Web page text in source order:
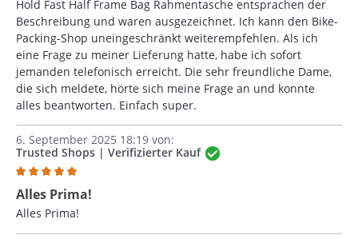
Hold Fast Half Frame Bag Rahmentasche entsprachen der
Beschreibung und waren ausgezeichnet. Ich kann den Bike-
Packing-Shop uneingeschränkt weiterempfehlen. Als ich
eine Frage zu meiner Lieferung hatte, habe ich sofort
jemanden telefonisch erreicht. Die sehr freundliche Dame,
die sich meldete, hörte sich meine Frage an und konnte
alles beantworten. Einfach super.
6. September 2025 18:19 von:
Trusted Shops | Verifizierter Kauf
Bewertung mit 5 von 5 Sternen
Alles Prima!
Alles Prima!